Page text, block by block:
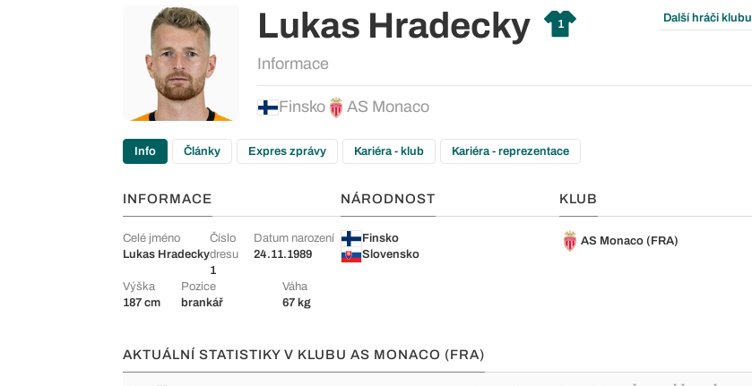
Lukas Hradecky 1
Informace
Finsko AS Monaco
Další hráči klubu
Info Články Expres zprávy Kariéra - klub Kariéra - reprezentace
INFORMACE
Celé jméno
Lukas Hradecky
Číslo
dresu
1
Datum narození
24.11.1989
Výška
187 cm
Pozice
brankář
Váha
67 kg
NÁRODNOST
Finsko
Slovensko
KLUB
AS Monaco (FRA)
AKTUÁLNÍ STATISTIKY V KLUBU AS MONACO (FRA)